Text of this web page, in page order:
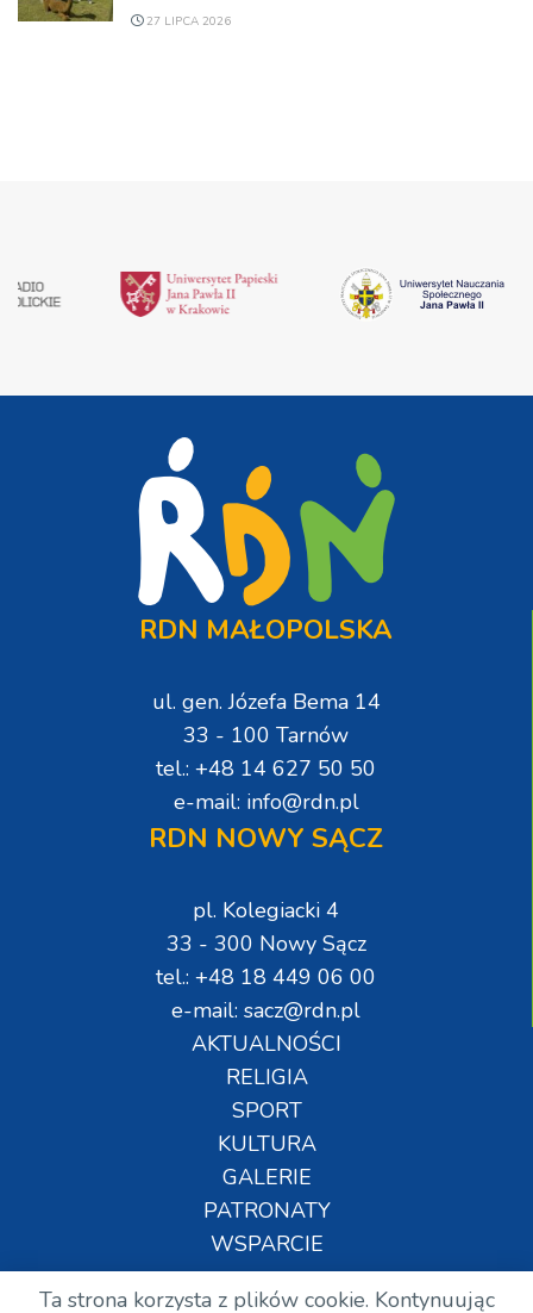
27 LIPCA 2026
RDN MAŁOPOLSKA
ul. gen. Józefa Bema 14
33 - 100 Tarnów
tel.: +48 14 627 50 50
e-mail: info@rdn.pl
RDN NOWY SĄCZ
pl. Kolegiacki 4
33 - 300 Nowy Sącz
tel.: +48 18 449 06 00
e-mail: sacz@rdn.pl
AKTUALNOŚCI
RELIGIA
SPORT
KULTURA
GALERIE
PATRONATY
WSPARCIE
Ta strona korzysta z plików cookie. Kontynuując